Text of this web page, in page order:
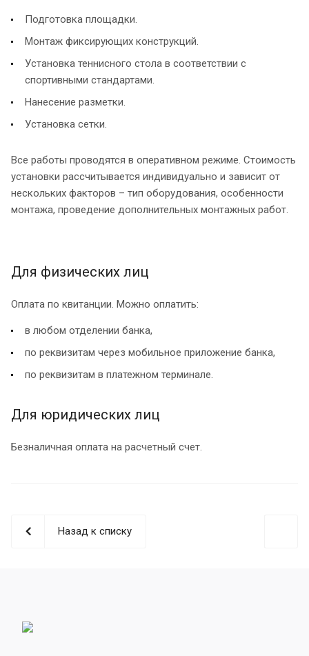
Подготовка площадки.
Монтаж фиксирующих конструкций.
Установка теннисного стола в соответствии с
спортивными стандартами.
Нанесение разметки.
Установка сетки.
Все работы проводятся в оперативном режиме. Стоимость
установки рассчитывается индивидуально и зависит от
нескольких факторов – тип оборудования, особенности
монтажа, проведение дополнительных монтажных работ.
Для физических лиц
Оплата по квитанции. Можно оплатить:
в любом отделении банка,
по реквизитам через мобильное приложение банка,
по реквизитам в платежном терминале.
Для юридических лиц
Безналичная оплата на расчетный счет.
Назад к списку